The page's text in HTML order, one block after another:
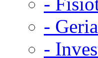
-
-